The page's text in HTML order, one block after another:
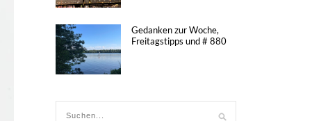
Gedanken zur Woche,
Freitagstipps und # 880